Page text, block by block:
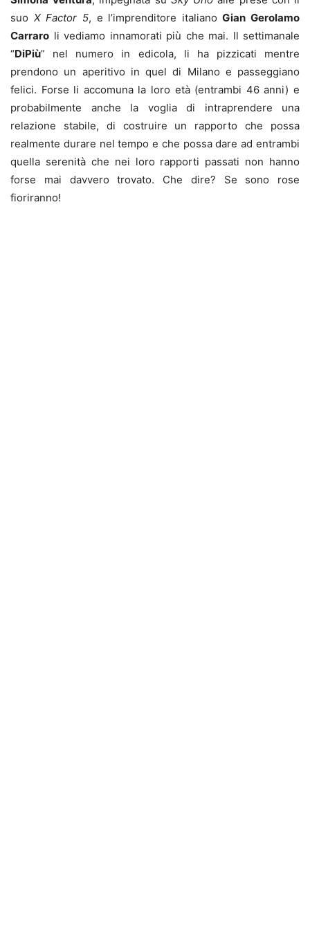
suo X Factor 5, e l’imprenditore italianoGian Gerolamo
Carraro li vediamo innamorati più che mai. Il settimanale
“DiPiù” nel numero in edicola, li ha pizzicati mentre
prendono un aperitivo in quel di Milano e passeggiano
felici. Forse li accomuna la loro età (entrambi 46 anni) e
probabilmente anche la voglia di intraprendere una
relazione stabile, di costruire un rapporto che possa
realmente durare nel tempo e che possa dare ad entrambi
quella serenità che nei loro rapporti passati non hanno
forse mai davvero trovato. Che dire? Se sono rose
fioriranno!